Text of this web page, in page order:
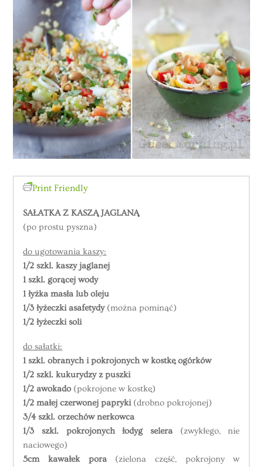
Print Friendly
SAŁATKA Z KASZĄ JAGLANĄ
(po prostu pyszna)
do ugotowania kaszy:
1/2 szkl. kaszy jaglanej
1 szkl. gorącej wody
1 łyżka masła lub oleju
1/3 łyżeczki asafetydy (można pominąć)
1/2 łyżeczki soli
do sałatki:
1 szkl. obranych i pokrojonych w kostkę ogórków
1/2 szkl. kukurydzy z puszki
1/2 awokado (pokrojone w kostkę)
1/2 małej czerwonej papryki (drobno pokrojonej)
3/4 szkl. orzechów nerkowca
1/3 szkl. pokrojonych łodyg selera (zwykłego, nie
naciowego)
5cm kawałek pora (zielona część, pokrojony w